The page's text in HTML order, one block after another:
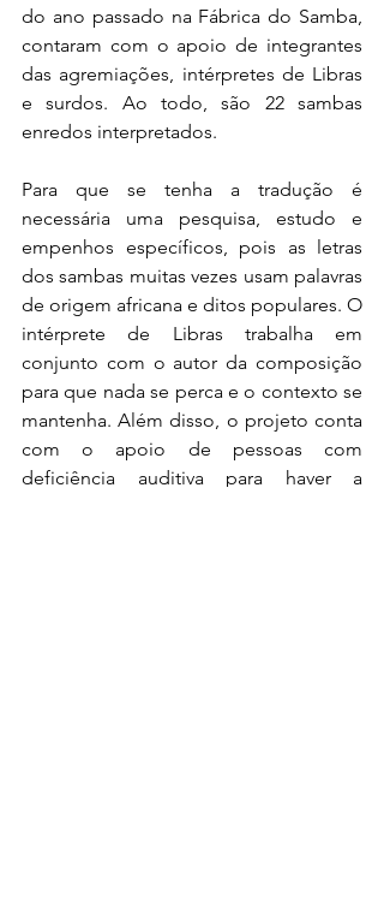
do ano passado na Fábrica do Samba,
contaram com o apoio de integrantes
das agremiações, intérpretes de Libras
e surdos. Ao todo, são 22 sambas
enredos interpretados.
Para que se tenha a tradução é
necessária uma pesquisa, estudo e
empenhos específicos, pois as letras
dos sambas muitas vezes usam palavras
de origem africana e ditos populares. O
intérprete de Libras trabalha em
conjunto com o autor da composição
para que nada se perca e o contexto se
mantenha. Além disso, o projeto conta
com o apoio de pessoas com
deficiência auditiva para haver a